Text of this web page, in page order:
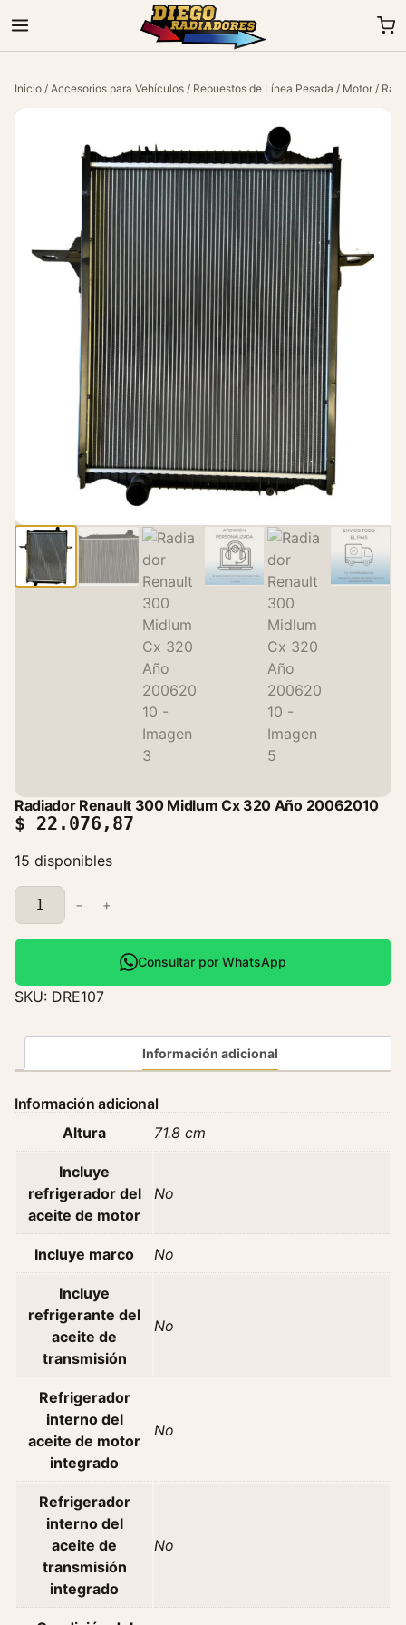
Inicio / Accesorios para Vehículos / Repuestos de Línea Pesada / Motor /
Radiador Renault 300 Midlum Cx 320 Año 20062010
$ 22.076,87
15 disponibles
R
a
d
a
d
R
n
u
u
2
0
− +
Consultar por WhatsApp
SKU: DRE107
Información adicional
Información adicional
Altura
71.8 cm
Incluye
refrigerador del
aceite de motor
No
Incluye marco No
Incluye
refrigerante del
aceite de
transmisión
No
Refrigerador
interno del
aceite de motor
integrado
No
Refrigerador
interno del
aceite de
transmisión
integrado
No